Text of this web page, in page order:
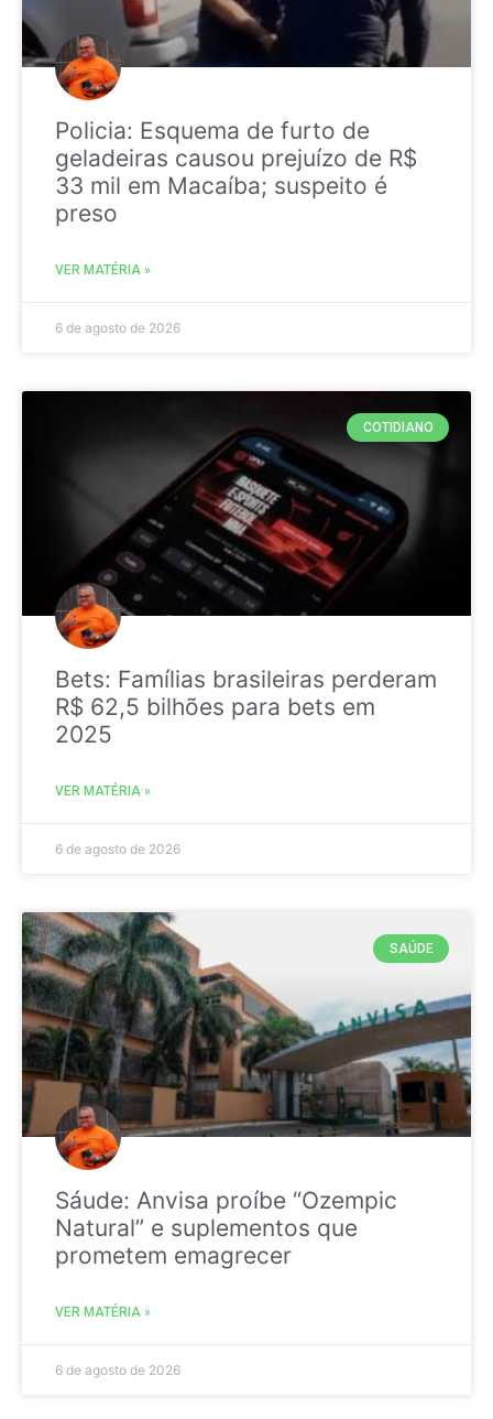
Policia: Esquema de furto de
geladeiras causou prejuízo de R$
33 mil em Macaíba; suspeito é
preso
VER MATÉRIA »
6 de agosto de 2026
COTIDIANO
Bets: Famílias brasileiras perderam
R$ 62,5 bilhões para bets em
2025
VER MATÉRIA »
6 de agosto de 2026
SAÚDE
Sáude: Anvisa proíbe “Ozempic
Natural” e suplementos que
prometem emagrecer
VER MATÉRIA »
6 de agosto de 2026